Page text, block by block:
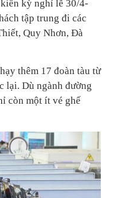
kỳ nghỉ lễ 30/4-
tập trung đi các
Quy Nhơn, Đà
thêm 17 đoàn tàu từ
lại. Dù ngành đường
còn một ít vé ghế